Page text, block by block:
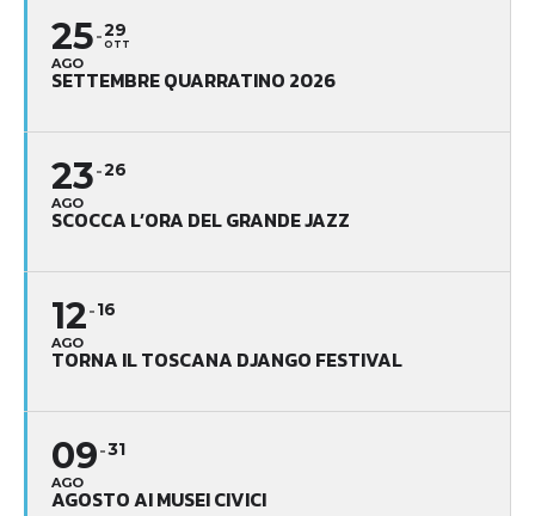
25
AGO
29
OTT
SETTEMBRE QUARRATINO 2026
23
AGO
26
SCOCCA L’ORA DEL GRANDE JAZZ
12
AGO
16
TORNA IL TOSCANA DJANGO FESTIVAL
09
AGO
31
AGOSTO AI MUSEI CIVICI